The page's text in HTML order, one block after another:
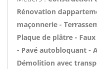
Rénovation
maçonnerie -
Plaque de plâtre -
- Pavé autobloquant -
Démolition avec